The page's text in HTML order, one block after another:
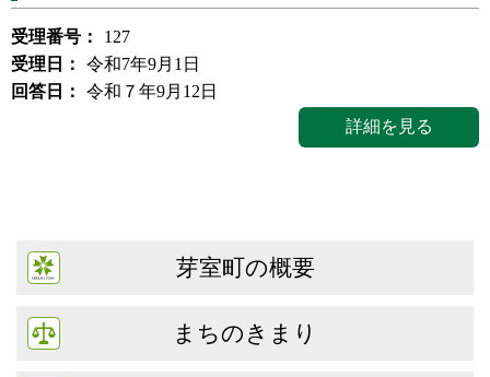
受理番号：
127
受理日：
令和7年9月1日
回答日：
令和７年9月12日
詳細を見る
芽室町の概要
まちのきまり